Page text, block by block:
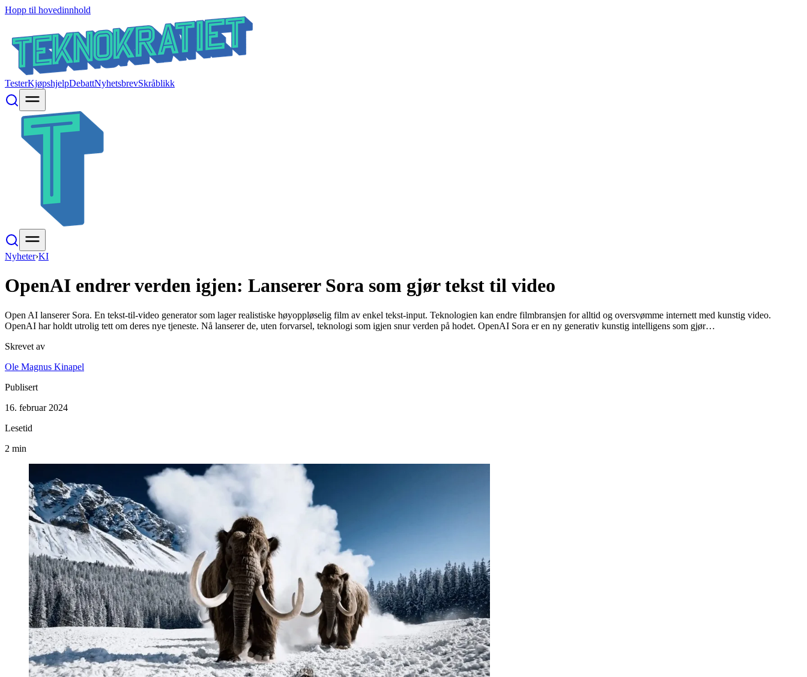
Hopp til hovedinnhold
TesterKjøpshjelpDebattNyhetsbrevSkråblikk
Nyheter›KI
OpenAI endrer verden igjen: Lanserer Sora som gjør tekst til video
Open AI lanserer Sora. En tekst-til-video generator som lager realistiske høyoppløselig film av enkel tekst-input. Teknologien kan endre filmbransjen for alltid og oversvømme internett med kunstig video.
OpenAI har holdt utrolig tett om deres nye tjeneste. Nå lanserer de, uten forvarsel, teknologi som igjen snur verden på hodet. OpenAI Sora er en ny generativ kunstig intelligens som gjør…
Skrevet av
Ole Magnus Kinapel
Publisert
16. februar 2024
Lesetid
2 min